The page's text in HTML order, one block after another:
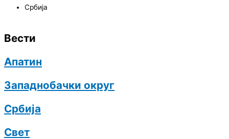
Србија
Вести
Апатин
Западнобачки округ
Србија
Свет